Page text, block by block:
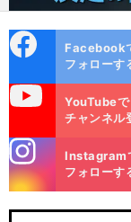
ok
Facebook
フォローす
YouTubeで
チャンネル
m
Instagram
フォローす